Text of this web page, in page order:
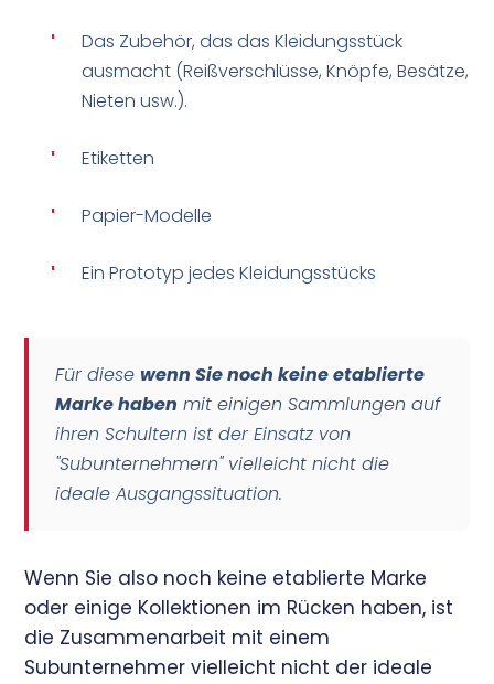
'
Das Zubehör, das das Kleidungsstück
ausmacht (Reißverschlüsse, Knöpfe, Besätze,
Nieten usw.).
' Etiketten
' Papier-Modelle
' Ein Prototyp jedes Kleidungsstücks
Für diesewenn Sie noch keine etablierte
Marke haben mit einigen Sammlungen auf
ihren Schultern ist der Einsatz von
"Subunternehmern" vielleicht nicht die
ideale Ausgangssituation.
Wenn Sie also noch keine etablierte Marke
oder einige Kollektionen im Rücken haben, ist
die Zusammenarbeit mit einem
Subunternehmer vielleicht nicht der ideale